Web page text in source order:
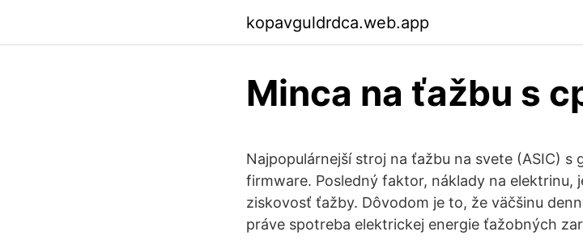
kopavguldrdca.web.app
Minca na ťažbu s
Najpopulárnejší stroj na ťažbu na svete (ASIC) s
firmware. Posledný faktor, náklady na elektrinu,
ziskovosť ťažby. Dôvodom je to, že väčšinu
práve spotreba elektrickej energie ťažobných